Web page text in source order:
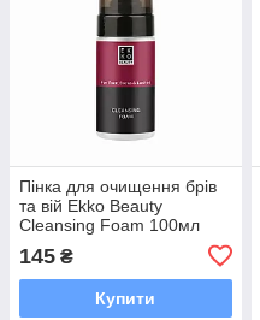
Пінка для очищення брів
та вій Ekko Beauty
Cleansing Foam 100мл
145 ₴
Купити